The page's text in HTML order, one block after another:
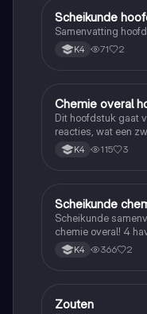
Scheikunde
Scheikunde
Samenvatting
K4 71 2
Scheikunde
Chemie overal
Dit hoofdstuk gaat
reacties, wat een
berekenen
K4 115 3
Scheikunde
Scheikunde
Scheikunde
chemie overal! 4
K4 366 2
Scheikunde
Zouten